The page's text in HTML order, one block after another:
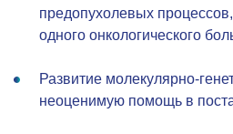
предопухолевых
одного онкологического
Развитие молекулярно-
неоценимую помощь в